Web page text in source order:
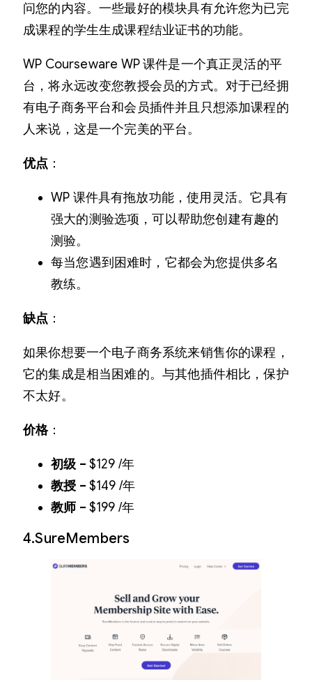
问您的内容。一些最好的模块具有允许您为已完
成课程的学生生成课程结业证书的功能。
WP Courseware WP 课件是一个真正灵活的平
台，将永远改变您教授会员的方式。对于已经拥
有电子商务平台和会员插件并且只想添加课程的
人来说，这是一个完美的平台。
优点 ：
WP 课件具有拖放功能，使用灵活。它具有
强大的测验选项，可以帮助您创建有趣的
测验。
每当您遇到困难时，它都会为您提供多名
教练。
缺点 ：
如果你想要一个电子商务系统来销售你的课程，
它的集成是相当困难的。与其他插件相比，保护
不太好。
价格：
初级 – $129 /年
教授 – $149 /年
教师 – $199 /年
4.SureMembers